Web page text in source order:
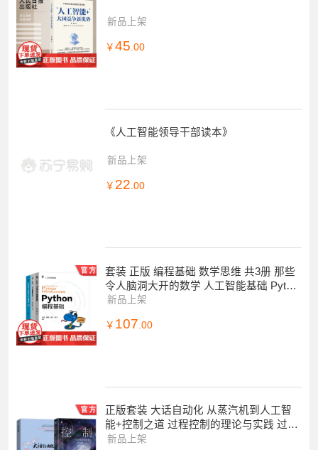
新品上架
￥ 45 .00
《人工智能领导干部读本》
新品上架
￥ 22.00
套装 正版 编程基础 数学思维 共3册 那些
令人脑洞大开的数学 人工智能基础 Pytho
n编程基础
新品上架
￥ 107 .00
正版套装 大话自动化 从蒸汽机到人工智
能+控制之道 过程控制的理论与实践 过程
控制理论 自动化技术书籍
新品上架